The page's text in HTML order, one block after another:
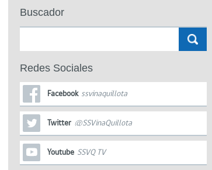
Buscador
Redes Sociales
Facebook ssvinaquillota
Twitter @SSVinaQuillota
Youtube SSVQ TV